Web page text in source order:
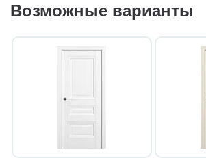
Возможные варианты